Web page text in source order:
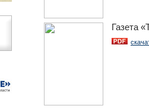
Газета